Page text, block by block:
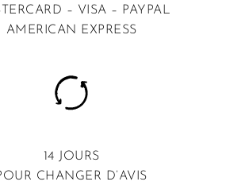
– VISA – PAYPAL
AMERICAN EXPRESS
14 JOURS
CHANGER D’AVIS